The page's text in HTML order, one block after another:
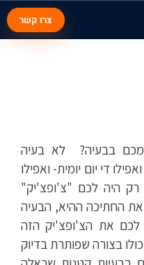
צרו קשר
בבעיה? לא בעיה
די יום יומית- ואפילו
רק היה לכם "צ'ופצ'יק"
החתיכה ההיא, הבעיה
את הצ'ופצ'יק הזה
בצורה שפותרת בדיוק